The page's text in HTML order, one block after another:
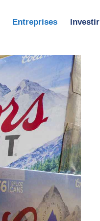
Entreprises Investir